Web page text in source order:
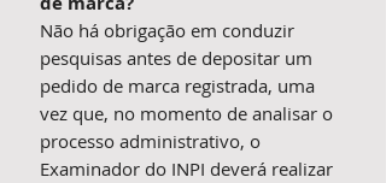
Não há obrigação em conduzir
pesquisas antes de depositar um
pedido de marca registrada, uma
vez que, no momento de analisar o
processo administrativo, o
Examinador do INPI deverá realizar